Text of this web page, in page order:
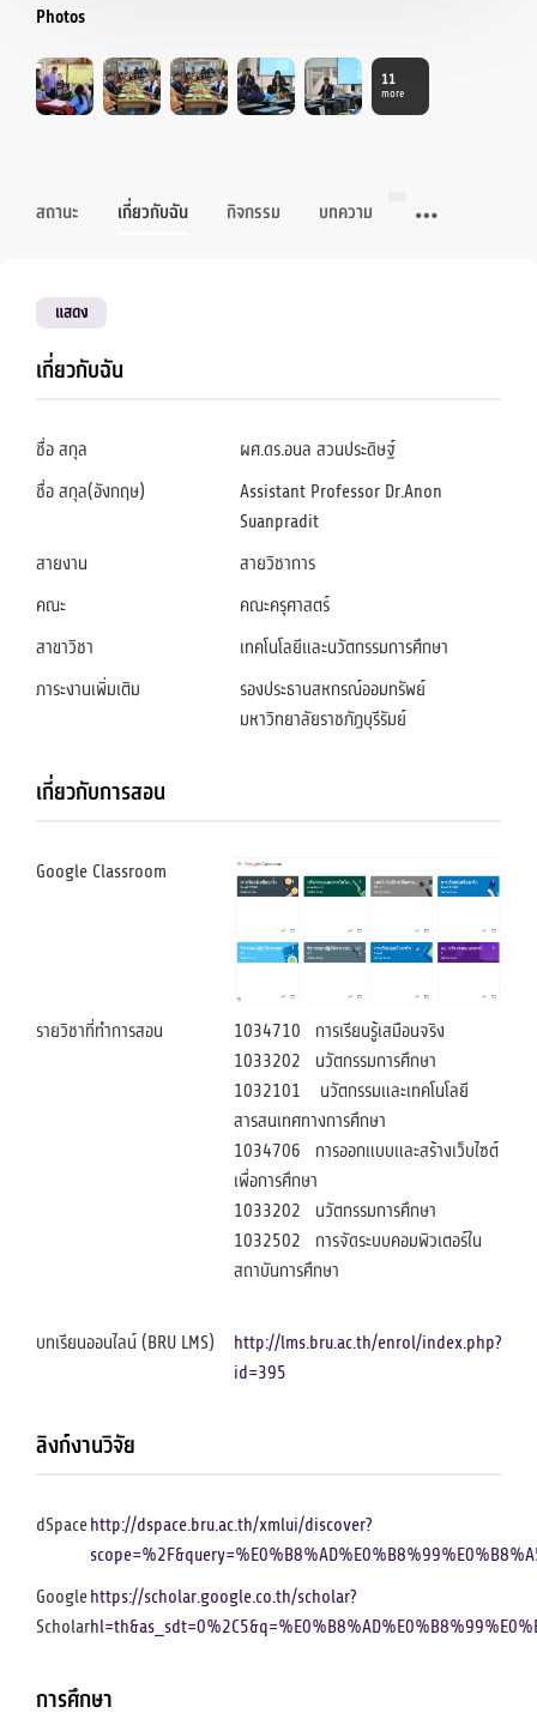
Photos
11
more
สถานะ เกี่ยวกับฉัน กิจกรรม บทความ
แสดง
เกี่ยวกับฉัน
ชื่อ สกุล
ผศ.ดร.อนล สวนประดิษฐ์
ชื่อ สกุล(อังกฤษ)
Assistant Professor Dr.Anon
Suanpradit
สายงาน
สายวิชาการ
คณะ
คณะครุศาสตร์
สาขาวิชา
เทคโนโลยีและนวัตกรรมการศึกษา
ภาระงานเพิ่มเติม
รองประธานสหกรณ์ออมทรัพย์
มหาวิทยาลัยราชภัฏบุรีรัมย์
เกี่ยวกับการสอน
Google Classroom
รายวิชาที่ทำการสอน
1034710 การเรียนรู้เสมือนจริง
1033202 นวัตกรรมการศึกษา
1032101 นวัตกรรมและเทคโนโลยี
สารสนเทศทางการศึกษา
1034706 การออกแบบและสร้างเว็บไซต์
เพื่อการศึกษา
1033202 นวัตกรรมการศึกษา
1032502 การจัดระบบคอมพิวเตอร์ใน
สถาบันการศึกษา
บทเรียนออนไลน์ (BRU LMS)
http://lms.bru.ac.th/enrol/index.php?
id=395
ลิงก์งานวิจัย
dSpacehttp://dspace.bru.ac.th/xmlui/discover?
Google
Scholar
https://scholar.google.co.th/scholar?
การศึกษา